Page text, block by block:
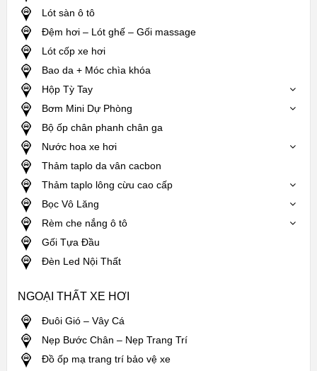
Lót sàn ô tô
Đệm hơi – Lót ghế – Gối massage
Lót cốp xe hơi
Bao da + Móc chìa khóa
Hộp Tỳ Tay
Bơm Mini Dự Phòng
Bộ ốp chân phanh chân ga
Nước hoa xe hơi
Thảm taplo da vân cacbon
Thảm taplo lông cừu cao cấp
Bọc Vô Lăng
Rèm che nắng ô tô
Gối Tựa Đầu
Đèn Led Nội Thất
NGOẠI THẤT XE HƠI
Đuôi Gió – Vây Cá
Nẹp Bước Chân – Nẹp Trang Trí
Đồ ốp mạ trang trí bảo vệ xe